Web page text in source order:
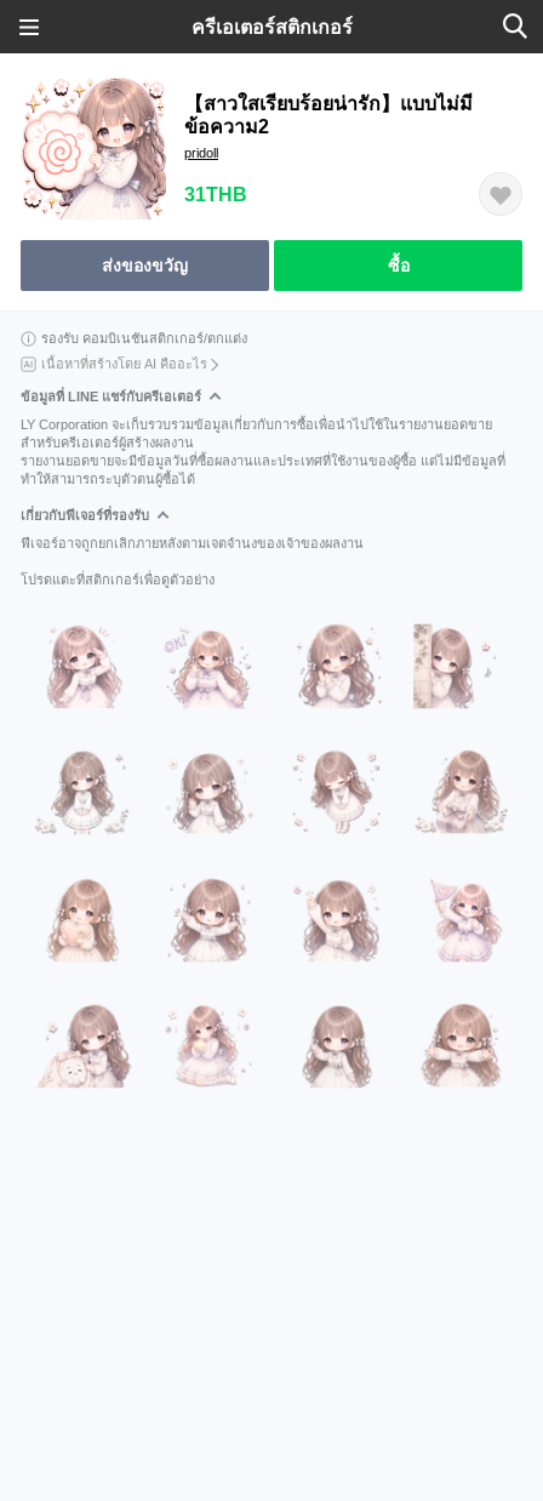
ครีเอเตอร์สติกเกอร์
【สาวใสเรียบร้อยน่ารัก】แบบไม่มี
ข้อความ2
pridoll
31THB
ส่งของขวัญ ซื้อ
รองรับ คอมบิเนชันสติกเกอร์/ตกแต่ง
เนื้อหาที่สร้างโดย AI คืออะไร
ข้อมูลที่ LINE แชร์กับครีเอเตอร์
LY Corporation จะเก็บรวบรวมข้อมูลเกี่ยวกับการซื้อเพื่อนำไปใช้ในรายงานยอดขาย
สำหรับครีเอเตอร์ผู้สร้างผลงาน
รายงานยอดขายจะมีข้อมูลวันที่ซื้อผลงานและประเทศที่ใช้งานของผู้ซื้อ แต่ไม่มีข้อมูลที่
ทำให้สามารถระบุตัวตนผู้ซื้อได้
เกี่ยวกับฟีเจอร์ที่รองรับ
ฟีเจอร์อาจถูกยกเลิกภายหลังตามเจตจำนงของเจ้าของผลงาน
โปรดแตะที่สติกเกอร์เพื่อดูตัวอย่าง